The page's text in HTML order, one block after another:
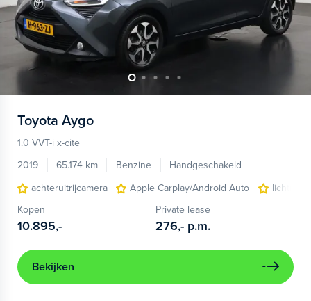
Toyota Aygo
1.0 VVT-i x-cite
2019
65.174 km Benzine
Handgeschakeld
achteruitrijcamera
Apple Carplay/Android Auto
Kopen
10.895,-
Private lease
276,- p.m.
Bekijken